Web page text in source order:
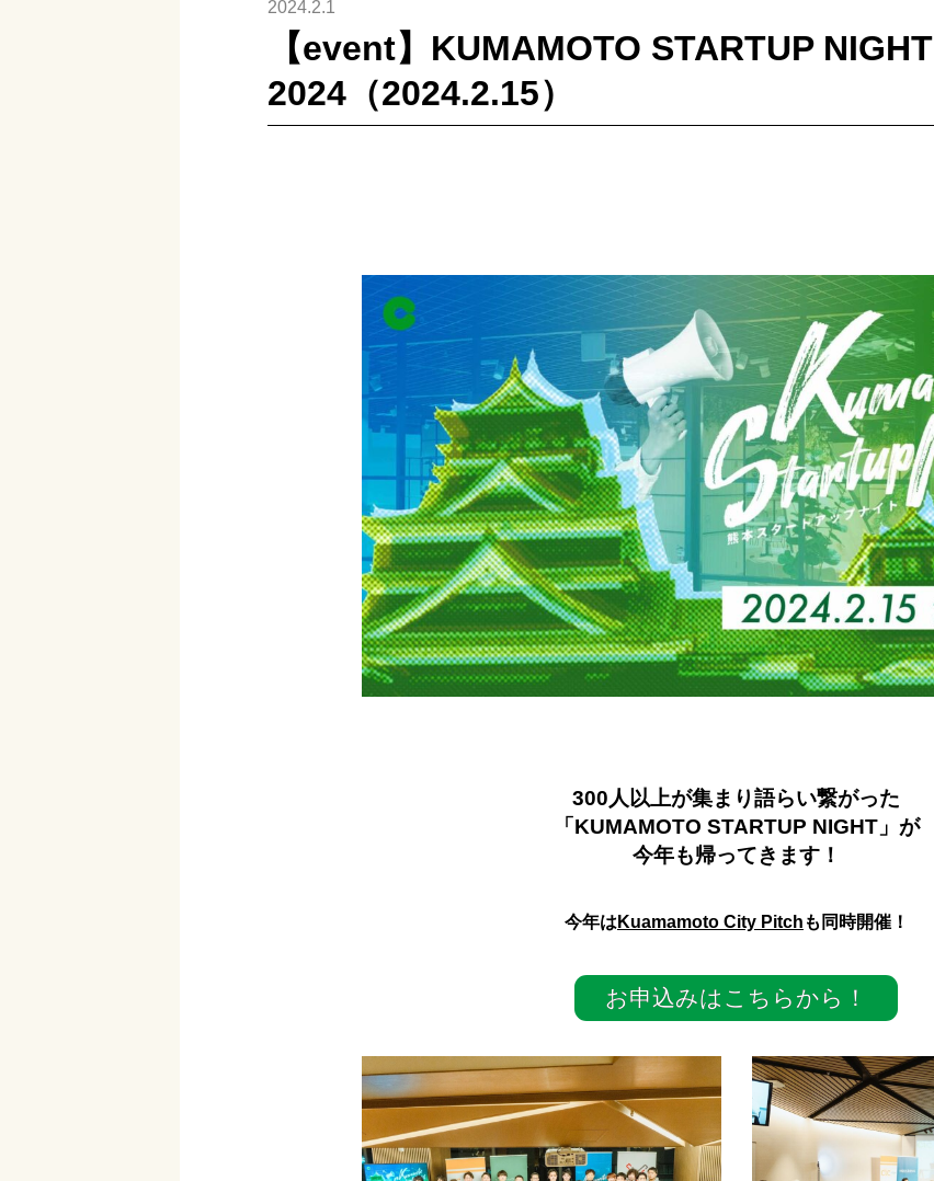
2024.2.1
【event】KUMAMOTO STARTUP NIGHT
2024（2024.2.15）
300人以上が集まり語らい繋がった
「KUMAMOTO STARTUP NIGHT」が
今年も帰ってきます！
今年は Kuamamoto City Pitch も同時開催！
お申込みはこちらから！